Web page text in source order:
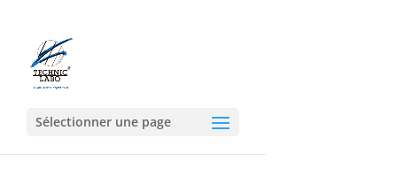
Sélectionner une page